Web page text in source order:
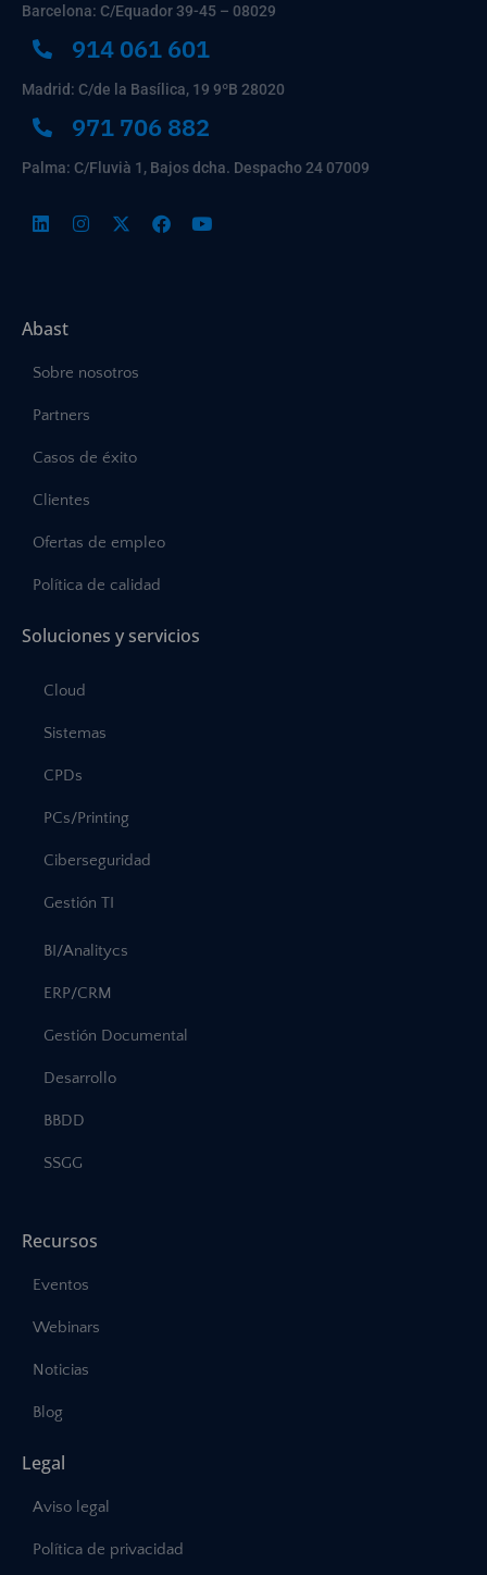
Barcelona: C/Equador 39-45 – 08029
914 061 601
Madrid: C/de la Basílica, 19 9ºB 28020
971 706 882
Palma: C/Fluvià 1, Bajos dcha. Despacho 24 07009
Abast
Sobre nosotros
Partners
Casos de éxito
Clientes
Ofertas de empleo
Política de calidad
Soluciones y servicios
Cloud
Sistemas
CPDs
PCs/Printing
Ciberseguridad
Gestión TI
BI/Analitycs
ERP/CRM
Gestión Documental
Desarrollo
BBDD
SSGG
Recursos
Eventos
Webinars
Noticias
Blog
Legal
Aviso legal
Política de privacidad